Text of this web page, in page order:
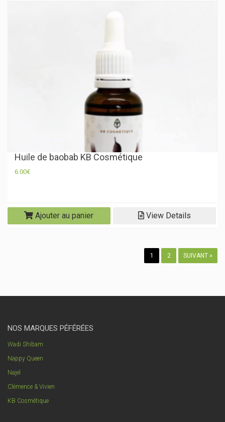
Huile de baobab KB Cosmétique
6.00€
Ajouter au panier View Details
1 2 SUIVANT »
NOS MARQUES PÉFÉRÉES
Wadi Shibam
Nappy Queen
Najel
Clémence & Vivien
KB Cosmétique